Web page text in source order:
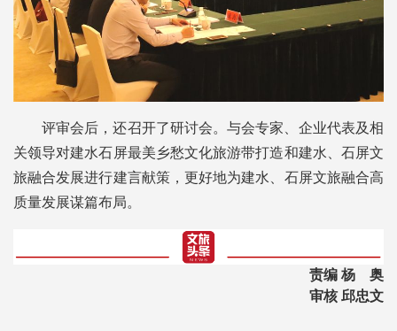
评审会后，还召开了研讨会。与会专家、企业代表及相
关领导对建水石屏最美乡愁文化旅游带打造和建水、石屏文
旅融合发展进行建言献策，更好地为建水、石屏文旅融合高
质量发展谋篇布局。
责编 杨 奥
审核 邱忠文